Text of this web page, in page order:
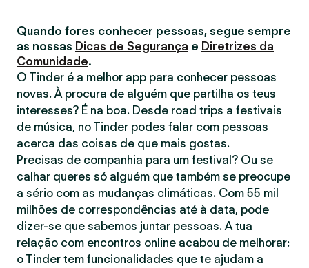
Quando fores conhecer pessoas, segue sempre
as nossas Dicas de Segurança e Diretrizes da
Comunidade.
O Tinder é a melhor app para conhecer pessoas
novas. À procura de alguém que partilha os teus
interesses? É na boa. Desde road trips a festivais
de música, no Tinder podes falar com pessoas
acerca das coisas de que mais gostas.
Precisas de companhia para um festival? Ou se
calhar queres só alguém que também se preocupe
a sério com as mudanças climáticas. Com 55 mil
milhões de correspondências até à data, pode
dizer-se que sabemos juntar pessoas. A tua
relação com encontros online acabou de melhorar:
o Tinder tem funcionalidades que te ajudam a